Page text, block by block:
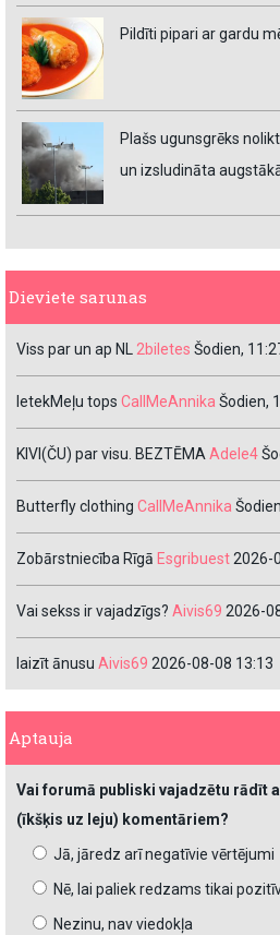
Pildīti pipari ar gardu
Plašs ugunsgrēks
un izsludināta
Dieviete sarunas
Viss par un ap NL2biletes Šodien,
IetekMeļu tops CallMeAnnika Šodien,
KIVI(ČU) par visu. BEZTĒMAAdele4
Butterfly clothing CallMeAnnika
Zobārstniecība Rīgā Esgribuest2026-
Vai sekss ir vajadzīgs? Aivis69 2026-
laizīt ānusu Aivis69 2026-08-08 13:13
Aptauja
Vai forumā publiski vajadzētu rādīt
(īkšķis uz leju) komentāriem?
Jā, jāredz arī negatīvie vērtējumi
Nē, lai paliek redzams tikai
Nezinu, nav viedokļa